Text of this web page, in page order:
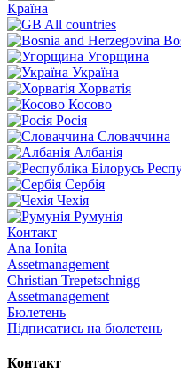
Країна
All countries
Угорщина
Україна
Хорватія
Косово
Росія
Словаччина
Албанія
Сербія
Чехія
Румунія
Контакт
Ana Ionita
Assetmanagement
Christian Trepetschnigg
Assetmanagement
Бюлетень
Підписатись на бюлетень
Контакт